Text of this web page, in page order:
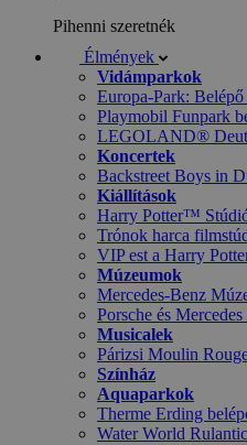
Pihenni szeretnék
Élmények
Vidámparkok
Europa-Park:
Playmobil Funpark
LEGOLAND®
Koncertek
Backstreet Boys in
Kiállítások
Harry Potter™
Trónok harca
VIP est a Harry
Múzeumok
Mercedes-Benz
Porsche és
Musicalek
Párizsi Moulin
Színház
Aquaparkok
Therme Erding
Water World